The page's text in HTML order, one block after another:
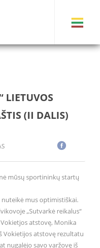
LIETUVOS
(II DALIS)
mūsų sportininkų startų
mus optimistiškai.
„Sutvarkė reikalus“
atstovę, Monika
Vokietijos atstovę rezultatu
nugalėjo savo varžovę iš